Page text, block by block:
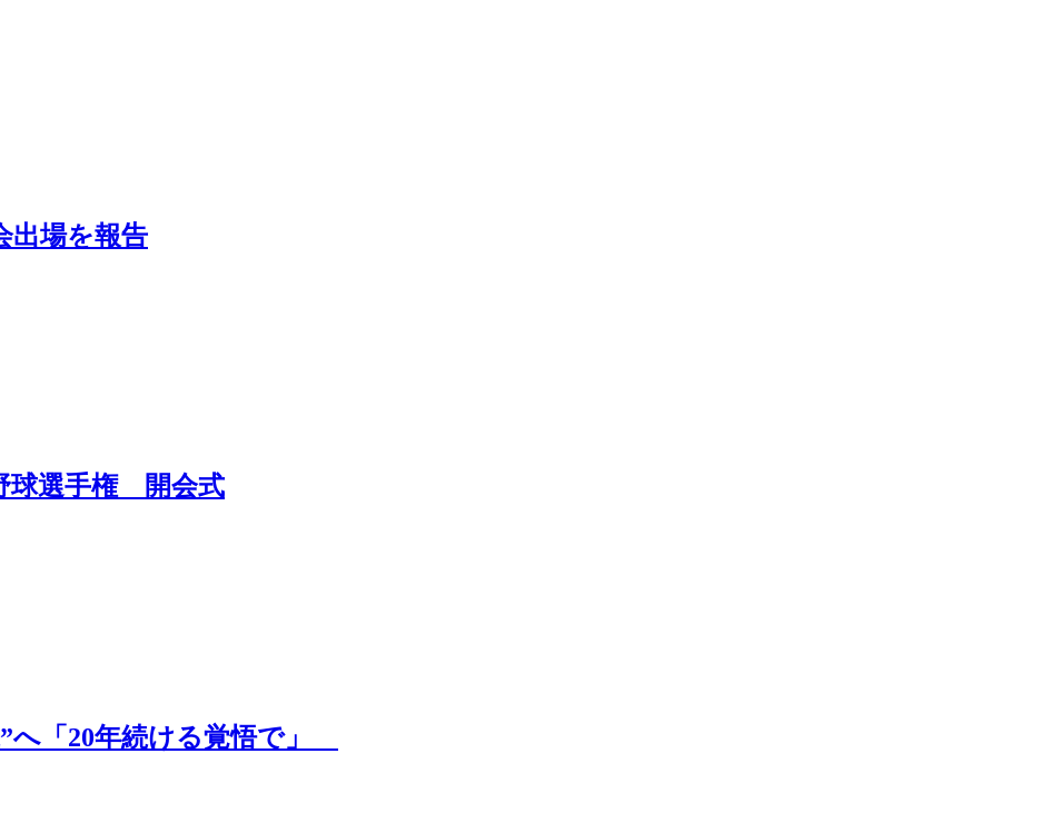
出場を報告
球選手権 開会式
「20年続ける覚悟で」